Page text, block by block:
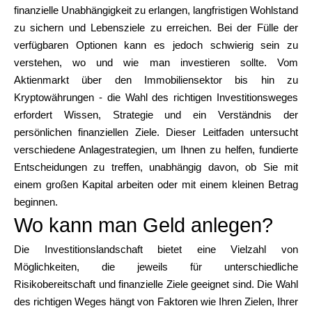
Markengalerie
Markenauswahl
Rechner
Blog
finanzielle Unabhängigkeit zu erlangen, langfristigen Wohlstand
zu sichern und Lebensziele zu erreichen. Bei der Fülle der
verfügbaren Optionen kann es jedoch schwierig sein zu
verstehen, wo und wie man investieren sollte. Vom
Aktienmarkt über den Immobiliensektor bis hin zu
Kryptowährungen - die Wahl des richtigen Investitionsweges
erfordert Wissen, Strategie und ein Verständnis der
persönlichen finanziellen Ziele. Dieser Leitfaden untersucht
verschiedene Anlagestrategien, um Ihnen zu helfen, fundierte
Entscheidungen zu treffen, unabhängig davon, ob Sie mit
einem großen Kapital arbeiten oder mit einem kleinen Betrag
beginnen.
Wo kann man Geld anlegen?
Die Investitionslandschaft bietet eine Vielzahl von
Möglichkeiten, die jeweils für unterschiedliche
Risikobereitschaft und finanzielle Ziele geeignet sind. Die Wahl
des richtigen Weges hängt von Faktoren wie Ihren Zielen, Ihrer